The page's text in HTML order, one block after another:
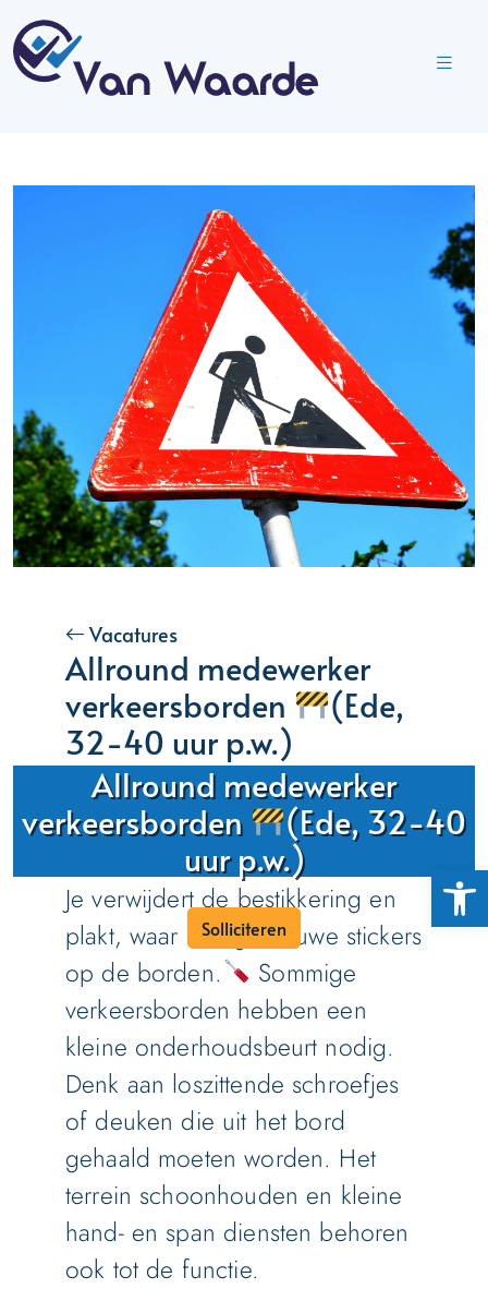
Allround medewerker
verkeersborden
(Ede, 32-40
uur p.w.)
Solliciteren
Vacatures
Allround medewerker
verkeersborden
(Ede,
32-40 uur p.w.)
In deze functie ga jij
verschillende soorten
verkeersborden uit elkaar halen.
Je verwijdert de bestikkering en
plakt, waar nodig, nieuwe stickers
op de borden.
Sommige
verkeersborden hebben een
kleine onderhoudsbeurt nodig.
Denk aan loszittende schroefjes
of deuken die uit het bord
gehaald moeten worden. Het
terrein schoonhouden en kleine
hand- en span diensten behoren
ook tot de functie.